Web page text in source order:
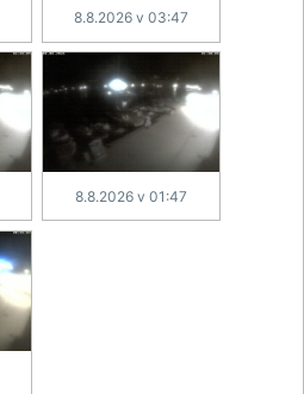
8.8.2026 v 03:47
8.8.2026 v 01:47